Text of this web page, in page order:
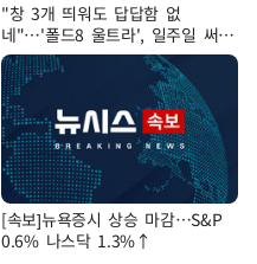
"창 3개 띄워도 답답함 없
네"…'폴드8 울트라', 일주일 써보
니
[속보]뉴욕증시 상승 마감…S&P
0.6% 나스닥 1.3%↑